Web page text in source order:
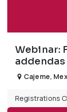
Webinar:
addendas
Cajeme,
Registrations